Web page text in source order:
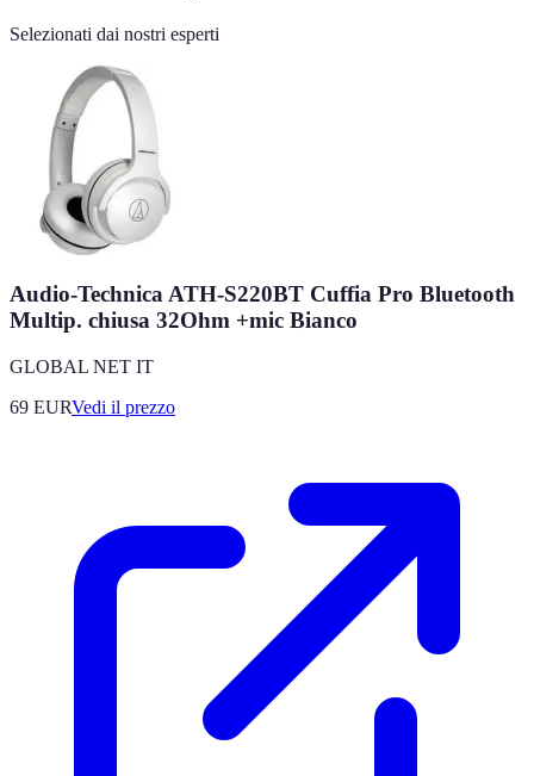
Selezionati dai nostri esperti
Audio-Technica ATH-S220BT Cuffia Pro Bluetooth
Multip. chiusa 32Ohm +mic Bianco
GLOBAL NET IT
69 EURVedi il prezzo